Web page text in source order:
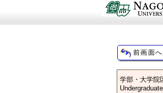
学部・大学院